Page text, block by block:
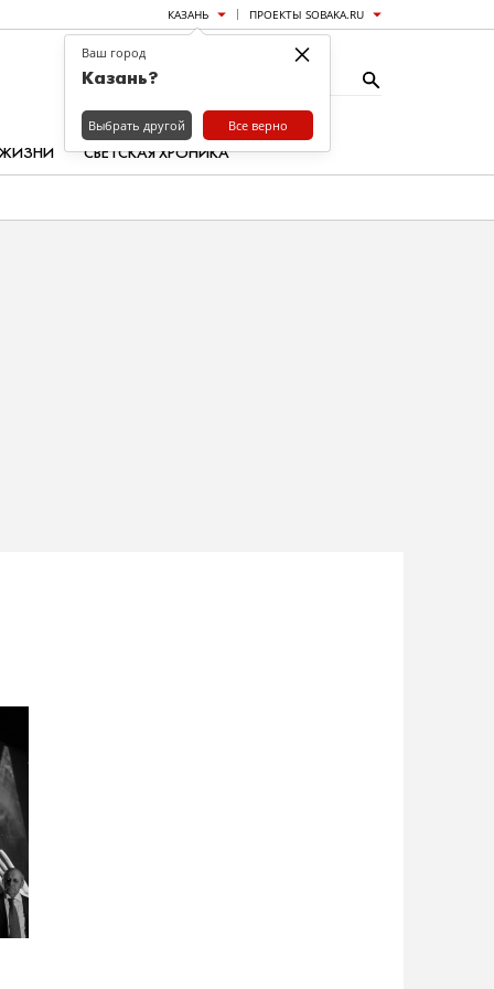
КАЗАНЬ ПРОЕКТЫ SOBAKA.RU
СВЕТСКАЯ ХРОНИКА
×
Ваш город
Казань?
Выбрать другой Все верно